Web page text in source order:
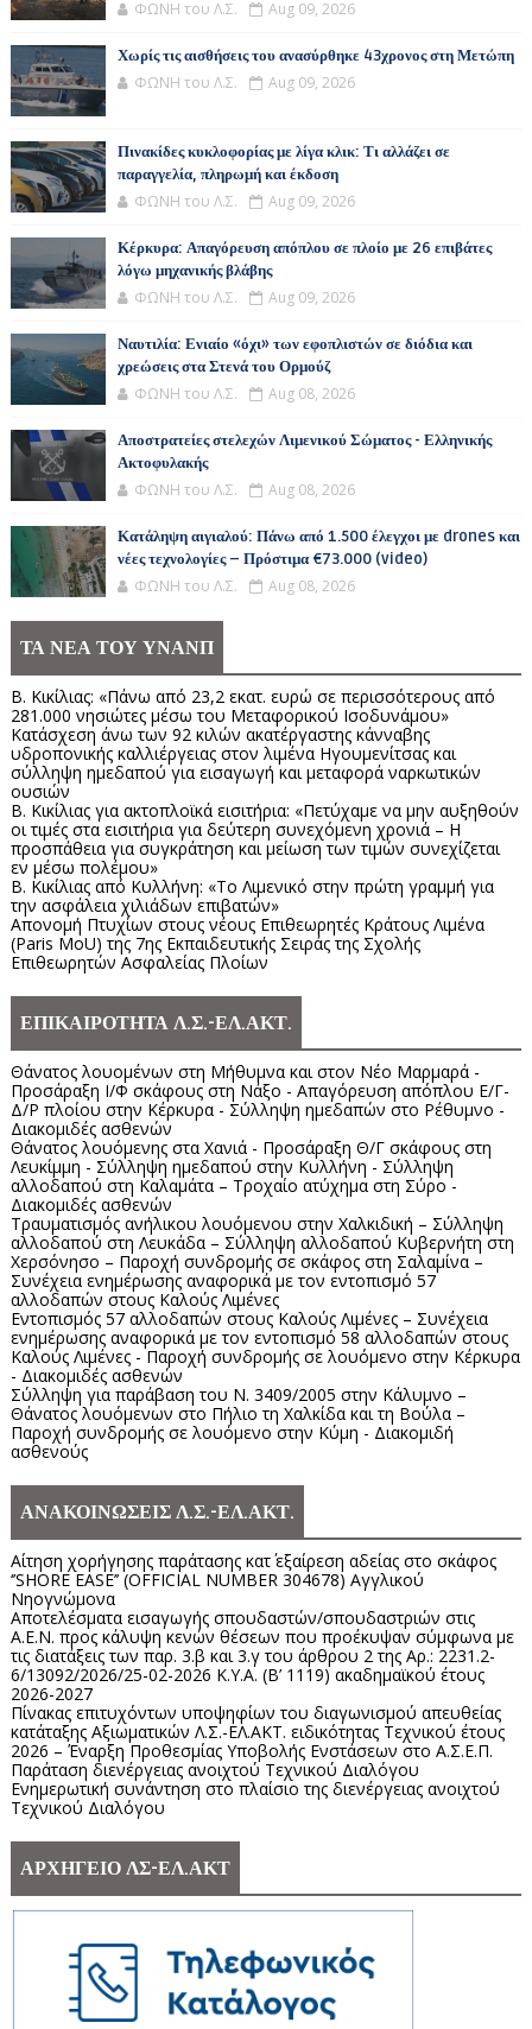
ΦΩΝΗ του Λ.Σ. Aug 09, 2026
Χωρίς τις αισθήσεις του ανασύρθηκε 43χρονος στη Μετώπη
ΦΩΝΗ του Λ.Σ. Aug 09, 2026
Πινακίδες κυκλοφορίας με λίγα κλικ: Τι αλλάζει σε
παραγγελία, πληρωμή και έκδοση
ΦΩΝΗ του Λ.Σ. Aug 09, 2026
Κέρκυρα: Απαγόρευση απόπλου σε πλοίο με 26 επιβάτες
λόγω μηχανικής βλάβης
ΦΩΝΗ του Λ.Σ. Aug 09, 2026
Ναυτιλία: Ενιαίο «όχι» των εφοπλιστών σε διόδια και
χρεώσεις στα Στενά του Ορμούζ
ΦΩΝΗ του Λ.Σ. Aug 08, 2026
Αποστρατείες στελεχών Λιμενικού Σώματος - Ελληνικής
Ακτοφυλακής
ΦΩΝΗ του Λ.Σ. Aug 08, 2026
Κατάληψη αιγιαλού: Πάνω από 1.500 έλεγχοι με drones και
νέες τεχνολογίες – Πρόστιμα €73.000 (video)
ΦΩΝΗ του Λ.Σ. Aug 08, 2026
ΤΑ ΝΕΑ ΤΟΥ ΥΝΑΝΠ
Β. Κικίλιας: «Πάνω από 23,2 εκατ. ευρώ σε περισσότερους από
281.000 νησιώτες μέσω του Μεταφορικού Ισοδυνάμου»
Κατάσχεση άνω των 92 κιλών ακατέργαστης κάνναβης
υδροπονικής καλλιέργειας στον λιμένα Ηγουμενίτσας και
σύλληψη ημεδαπού για εισαγωγή και μεταφορά ναρκωτικών
ουσιών
Β. Κικίλιας για ακτοπλοϊκά εισιτήρια: «Πετύχαμε να μην αυξηθούν
οι τιμές στα εισιτήρια για δεύτερη συνεχόμενη χρονιά – Η
προσπάθεια για συγκράτηση και μείωση των τιμών συνεχίζεται
εν μέσω πολέμου»
Β. Κικίλιας από Κυλλήνη: «Το Λιμενικό στην πρώτη γραμμή για
την ασφάλεια χιλιάδων επιβατών»
Απονομή Πτυχίων στους νέους Επιθεωρητές Κράτους Λιμένα
(Paris MoU) της 7ης Εκπαιδευτικής Σειράς της Σχολής
Επιθεωρητών Ασφαλείας Πλοίων
ΕΠΙΚΑΙΡΟΤΗΤΑ Λ.Σ.-ΕΛ.ΑΚΤ.
Θάνατος λουομένων στη Μήθυμνα και στον Νέο Μαρμαρά -
Προσάραξη Ι/Φ σκάφους στη Νάξο - Απαγόρευση απόπλου Ε/Γ-
Δ/Ρ πλοίου στην Κέρκυρα - Σύλληψη ημεδαπών στο Ρέθυμνο -
Διακομιδές ασθενών
Θάνατος λουόμενης στα Χανιά - Προσάραξη Θ/Γ σκάφους στη
Λευκίμμη - Σύλληψη ημεδαπού στην Κυλλήνη - Σύλληψη
αλλοδαπού στη Καλαμάτα – Τροχαίο ατύχημα στη Σύρο -
Διακομιδές ασθενών
Τραυματισμός ανήλικου λουόμενου στην Χαλκιδική – Σύλληψη
αλλοδαπού στη Λευκάδα – Σύλληψη αλλοδαπού Κυβερνήτη στη
Χερσόνησο – Παροχή συνδρομής σε σκάφος στη Σαλαμίνα –
Συνέχεια ενημέρωσης αναφορικά με τον εντοπισμό 57
αλλοδαπών στους Καλούς Λιμένες
Εντοπισμός 57 αλλοδαπών στους Καλούς Λιμένες – Συνέχεια
ενημέρωσης αναφορικά με τον εντοπισμό 58 αλλοδαπών στους
Καλούς Λιμένες - Παροχή συνδρομής σε λουόμενο στην Κέρκυρα
- Διακομιδές ασθενών
Σύλληψη για παράβαση του Ν. 3409/2005 στην Κάλυμνο –
Θάνατος λουόμενων στο Πήλιο τη Χαλκίδα και τη Βούλα –
Παροχή συνδρομής σε λουόμενο στην Κύμη - Διακομιδή
ασθενούς
ΑΝΑΚΟΙΝΩΣΕΙΣ Λ.Σ.-ΕΛ.ΑΚΤ.
Αίτηση χορήγησης παράτασης κατ΄ εξαίρεση αδείας στο σκάφος
‘’SHORE EASE’’ (OFFICIAL NUMBER 304678) Αγγλικού
Νηογνώμονα
Αποτελέσματα εισαγωγής σπουδαστών/σπουδαστριών στις
Α.Ε.Ν. προς κάλυψη κενών θέσεων που προέκυψαν σύμφωνα με
τις διατάξεις των παρ. 3.β και 3.γ του άρθρου 2 της Αρ.: 2231.2-
6/13092/2026/25-02-2026 Κ.Υ.Α. (Β’ 1119) ακαδημαϊκού έτους
2026-2027
Πίνακας επιτυχόντων υποψηφίων του διαγωνισμού απευθείας
κατάταξης Αξιωματικών Λ.Σ.-ΕΛ.ΑΚΤ. ειδικότητας Τεχνικού έτους
2026 – Έναρξη Προθεσμίας Υποβολής Ενστάσεων στο Α.Σ.Ε.Π.
Παράταση διενέργειας ανοιχτού Τεχνικού Διαλόγου
Ενημερωτική συνάντηση στο πλαίσιο της διενέργειας ανοιχτού
Τεχνικού Διαλόγου
ΑΡΧΗΓΕΙΟ ΛΣ-ΕΛ.ΑΚΤ